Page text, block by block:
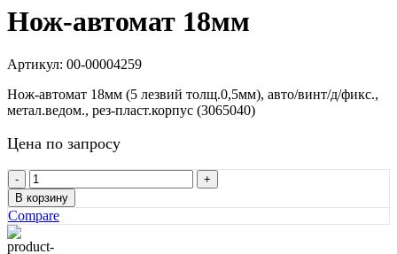
Нож-автомат 18мм
Артикул: 00-00004259
Нож-автомат 18мм (5 лезвий толщ.0,5мм), авто/винт/д/фикс.,
метал.ведом., рез-пласт.корпус (3065040)
Цена по запросу
Количество
товара
Нож-
автомат
18мм
В корзину
Compare